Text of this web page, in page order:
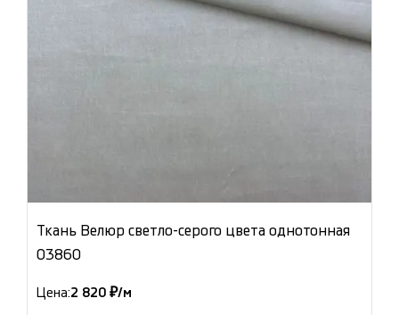
Ткань Велюр светло-серого цвета однотонная
03860
Цена:2 820 ₽/м